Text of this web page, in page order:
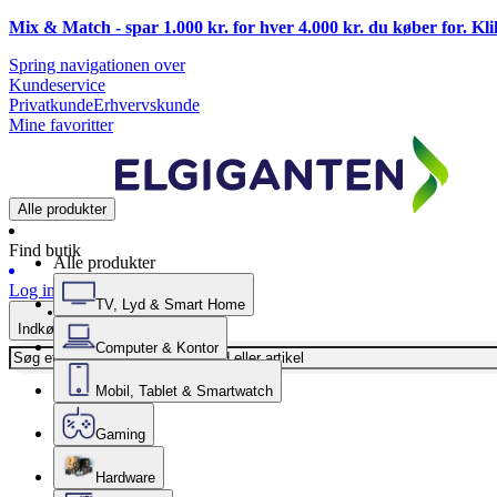
Mix & Match - spar 1.000 kr. for hver 4.000 kr. du køber for.
Spring navigationen over
Kundeservice
PrivatkundeErhvervskunde
Mine favoritter
Alle produkter
Find butik
Log ind
Indkøbskurv
Alle produkter
TV, Lyd & Smart Home
Computer & Kontor
Mobil, Tablet & Smartwatch
Gaming
Hardware